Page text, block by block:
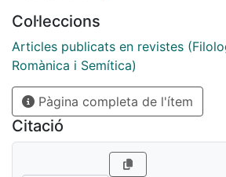
Col·leccions
Articles publicats en revistes
Romànica i Semítica)
Pàgina completa de l'ítem
Citació